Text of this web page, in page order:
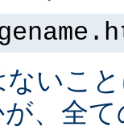
いこ
が、全